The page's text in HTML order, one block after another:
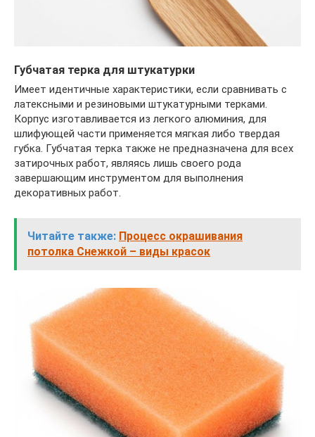
Губчатая терка для штукатурки
Имеет идентичные характеристики, если сравнивать с
латексными и резиновыми штукатурными терками.
Корпус изготавливается из легкого алюминия, для
шлифующей части применяется мягкая либо твердая
губка. Губчатая терка также не предназначена для всех
затирочных работ, являясь лишь своего рода
завершающим инструментом для выполнения
декоративных работ.
Читайте также: Процесс окрашивания
потолка Снежкой – виды красок